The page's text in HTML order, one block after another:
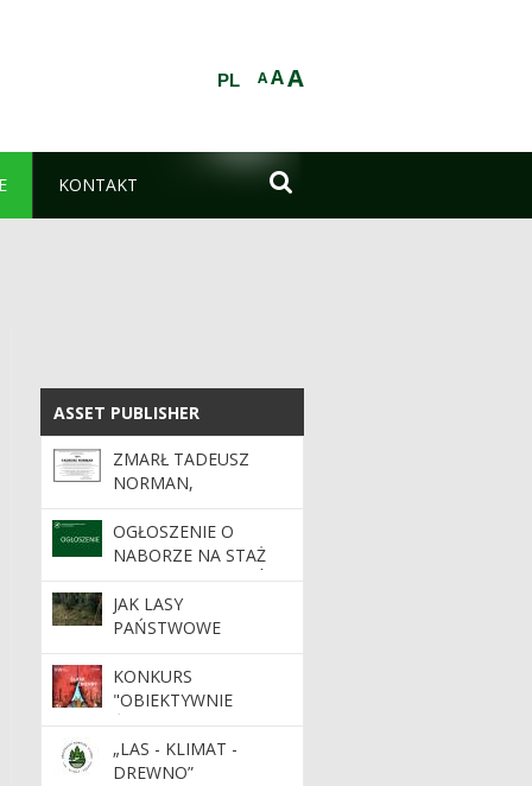
AAA
PL
KONTAKT 
ASSET PUBLISHER
ASSET PUBLISHER
ZMARŁ TADEUSZ
NORMAN,
EMERYTOWANY
DYREKTOR RDLP W
KATOWICACH
OGŁOSZENIE O
NABORZE NA STAŻ
DLA ABSOLWENTÓW
SZKÓŁ ŚREDNICH I
WYŻSZYCH 2026/2027
JAK LASY
PAŃSTWOWE
WSPIERAJĄ FINANSE
PUBLICZNE?
KONKURS
"OBIEKTYWNIE
ŚLĄSKIE"
„LAS - KLIMAT -
DREWNO”